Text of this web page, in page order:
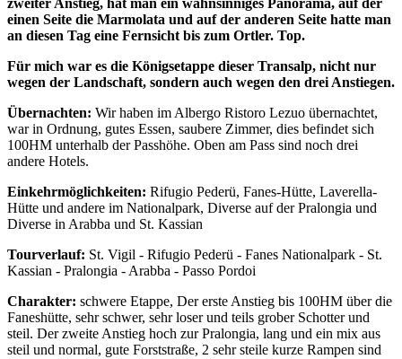
einen Seite die Marmolata und auf der anderen Seite hatte man
an diesen Tag eine Fernsicht bis zum Ortler. Top.
Für mich war es die Königsetappe dieser Transalp, nicht nur
wegen der Landschaft, sondern auch wegen den drei Anstiegen.
Übernachten: Wir haben im Albergo Ristoro Lezuo übernachtet,
war in Ordnung, gutes Essen, saubere Zimmer, dies befindet sich
100HM unterhalb der Passhöhe. Oben am Pass sind noch drei
andere Hotels.
Einkehrmöglichkeiten: Rifugio Pederü, Fanes-Hütte, Laverella-
Hütte und andere im Nationalpark, Diverse auf der Pralongia und
Diverse in Arabba und St. Kassian
Tourverlauf: St. Vigil - Rifugio Pederü - Fanes Nationalpark - St.
Kassian - Pralongia - Arabba - Passo Pordoi
Charakter: schwere Etappe, Der erste Anstieg bis 100HM über die
Faneshütte, sehr schwer, sehr loser und teils grober Schotter und
steil. Der zweite Anstieg hoch zur Pralongia, lang und ein mix aus
steil und normal, gute Forststraße, 2 sehr steile kurze Rampen sind